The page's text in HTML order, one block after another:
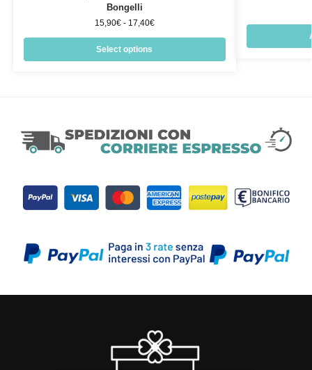
Bongelli
15,90€ - 17,40€
Select options